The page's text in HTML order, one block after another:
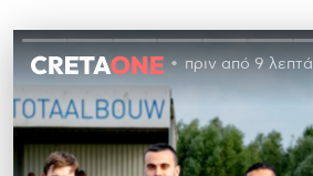
πριν από 9 λεπτά